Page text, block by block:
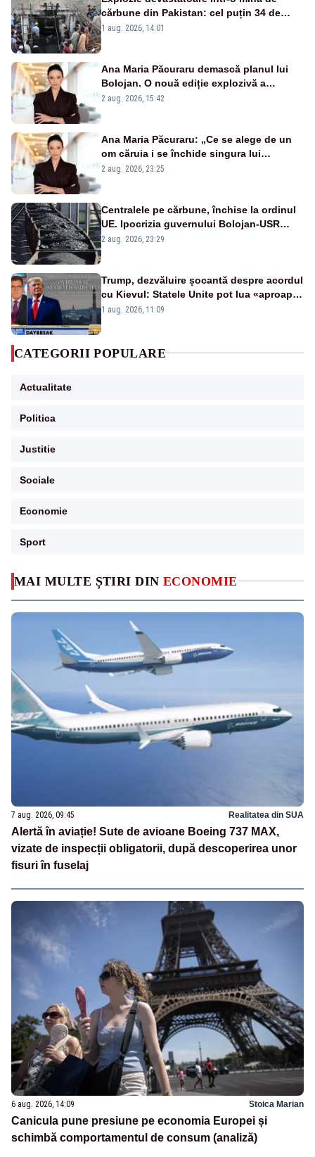
MAI MULTE ȘTIRI DIN ECONOMIE
7 aug. 2026, 09:45 Realitatea din SUA
Alertă în aviație! Sute de avioane Boeing 737 MAX,
vizate de inspecții obligatorii, după descoperirea unor
fisuri în fuselaj
6 aug. 2026, 14:09 Stoica Marian
Canicula pune presiune pe economia Europei și
schimbă comportamentul de consum (analiză)
cărbune din Pakistan: cel puțin 34 de
morți - VIDEO
1 aug. 2026, 14:01
Ana Maria Păcuraru demască planul lui
Bolojan. O nouă ediție explozivă a
emisiunii „Miza Zilei” la Realitatea PLUS
2 aug. 2026, 15:42
Ana Maria Păcuraru: „Ce se alege de un
om căruia i se închide singura lui
portiță?”
2 aug. 2026, 23:25
Centralele pe cărbune, închise la ordinul
UE. Ipocrizia guvernului Bolojan-USR
după starea de alertă
2 aug. 2026, 23:29
Trump, dezvăluire șocantă despre acordul
cu Kievul: Statele Unite pot lua «aproape
tot ce vor» din minele Ucrainei”
1 aug. 2026, 11:09
CATEGORII POPULARE
Actualitate
Politica
Justitie
Sociale
Economie
Sport